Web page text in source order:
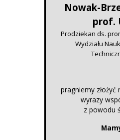
Nowak-
prof.
Prodziekan ds.
Wydziału
pragniemy złożyć
wyrazy
z powodu